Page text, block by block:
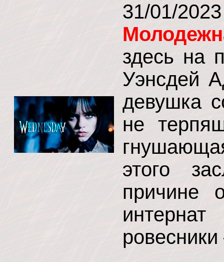
31/01/
здесь на
Уэнсдей
девушка
не
этого
причине